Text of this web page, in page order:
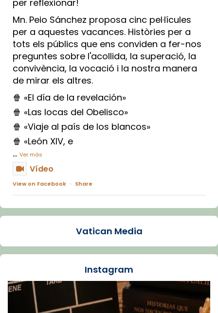
per reflexionar!
Mn. Peio Sánchez proposa cinc pel·lícules
per a aquestes vacances. Històries per a
tots els públics que ens conviden a fer-nos
preguntes sobre l'acollida, la superació, la
convivència, la vocació i la nostra manera
de mirar els altres.
🍿 «El día de la revelación»
🍿 «Las locas del Obelisco»
🍿 «Viaje al país de los blancos»
🍿 «León XIV, e
... Ver más
Vídeo
View on Facebook · Share
Arquebisbat de Barcelona
La Carmina va patir depressió. Fa gairebé
dos mesos, a l'Estadi Lluís Companys, la
Recupera l'entrevista comp
Vatican
tican News 👇
Vatican Media
Instagram